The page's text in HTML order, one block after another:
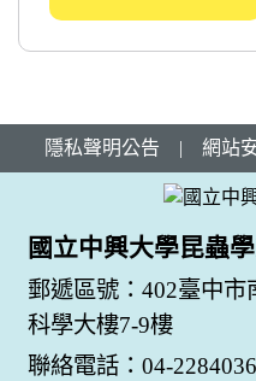
隱私聲明公告 | 網站
國立中興大學昆蟲
郵遞區號：402臺中
科學大樓7-9樓
聯絡電話：04-